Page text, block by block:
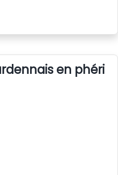
en